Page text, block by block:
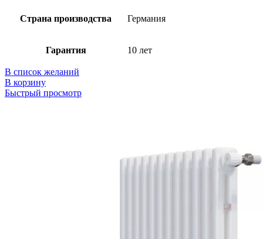
Страна производства Германия
Гарантия 10 лет
В список желаний
В корзину
Быстрый просмотр